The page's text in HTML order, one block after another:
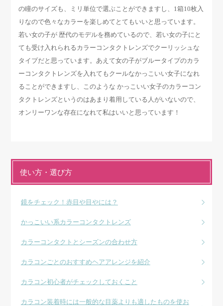
の瞳のサイズも、ミリ単位で選ぶことができますし、1箱10枚入
りなので色々なカラーを楽しめてとてもいいと思っています。
若い女の子が 歴代のモデルを務めているので、若い女の子にと
ても受け入れられるカラーコンタクトレンズでクーリッシュな
タイプだと思っています。あえて女の子がブルータイプのカラ
ーコンタクトレンズを入れてもクールなかっこいい女子になれ
ることができますし、このような かっこいい女子のカラーコン
タクトレンズというのはあまり着用している人がいないので、
オンリーワンな存在になれて私はいいと思っています！
使い方・選び方
鏡をチェック！赤目や目やには？
かっこいい系カラーコンタクトレンズ
カラーコンタクトとシーズンの合わせ方
カラコンごとのおすすめヘアアレンジを紹介
カラコン初心者がチェックしておくこと
カラコン装着時には一般的な目薬よりも適したものを使お